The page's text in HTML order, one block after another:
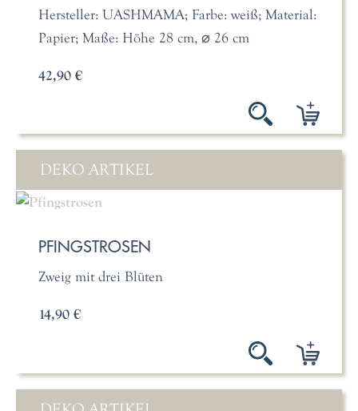
Hersteller: UASHMAMA; Farbe: weiß; Material:
Papier; Maße: Höhe 28 cm, ⌀ 26 cm
42,90 €
DEKO ARTIKEL
PFINGSTROSEN
Zweig mit drei Blüten
14,90 €